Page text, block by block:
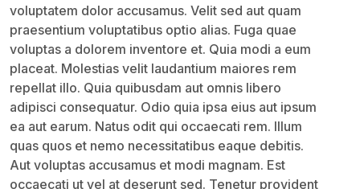
voluptatem dolor accusamus. Velit sed aut quam
praesentium voluptatibus optio alias. Fuga quae
voluptas a dolorem inventore et. Quia modi a eum
placeat. Molestias velit laudantium maiores rem
repellat illo. Quia quibusdam aut omnis libero
adipisci consequatur. Odio quia ipsa eius aut ipsum
ea aut earum. Natus odit qui occaecati rem. Illum
quas quos et nemo necessitatibus eaque debitis.
Aut voluptas accusamus et modi magnam. Est
occaecati ut vel at deserunt sed. Tenetur provident